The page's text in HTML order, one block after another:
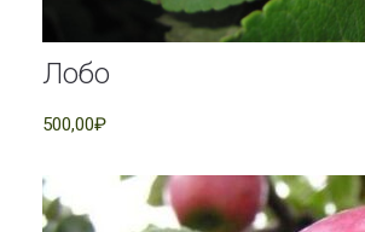
Лобо
500,00₽